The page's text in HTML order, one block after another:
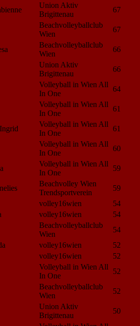
Union Aktiv
Brigittenau
67
Beachvolleyballclub
Wien
67
Beachvolleyballclub
Wien
66
Union Aktiv
Brigittenau
66
Volleyball in Wien All
In One
64
Volleyball in Wien All
In One
61
Volleyball in Wien All
In One
61
Volleyball in Wien All
In One
60
Volleyball in Wien All
In One
59
Beachvolley Wien
Trendsportverein
59
volley16wien
54
volley16wien
54
Beachvolleyballclub
Wien
54
volley16wien
52
volley16wien
52
Volleyball in Wien All
In One
52
Beachvolleyballclub
Wien
52
Union Aktiv
Brigittenau
50